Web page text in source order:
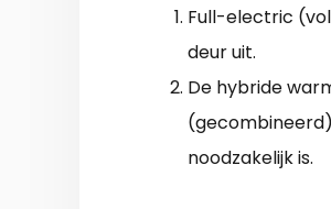
Full-electric
deur uit.
De hybride
noodzakelijk is.